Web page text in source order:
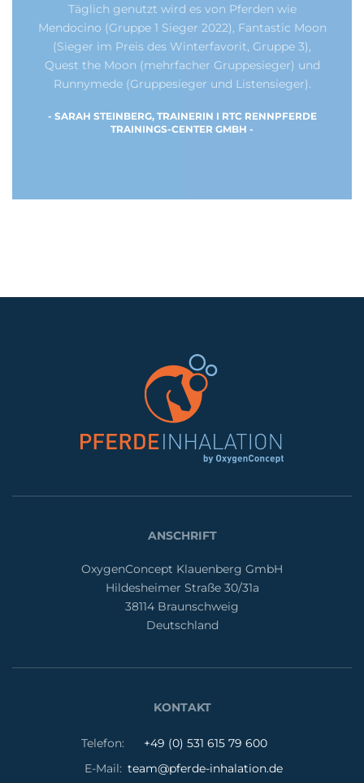
Täglich genutzt wird es von Pferden wie
Mendocino (Gruppe 1 Sieger 2022), Fantastic Moon
(Sieger im Preis des Winterfavorit, Gruppe 3),
Quest the Moon (mehrfacher Gruppesieger) und
Runnymede (Gruppesieger und Listensieger).
- SARAH STEINBERG, TRAINERIN I RTC RENNPFERDE
TRAININGS-CENTER GMBH -
ANSCHRIFT
OxygenConcept Klauenberg GmbH
Hildesheimer Straße 30/31a
38114 Braunschweig
Deutschland
KONTAKT
Telefon:
+49 (0) 531 615 79 600
E-Mail: team@pferde-inhalation.de